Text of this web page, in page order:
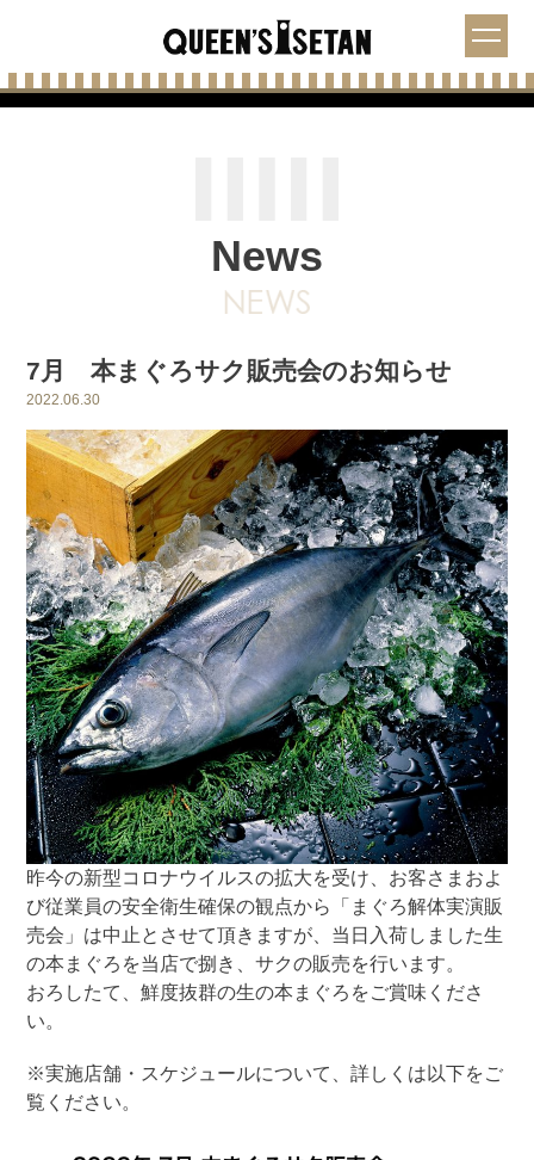
News
7月 本まぐろサク販売会のお知らせ
2022.06.30
昨今の新型コロナウイルスの拡大を受け、お客さまおよ
び従業員の安全衛生確保の観点から「まぐろ解体実演販
売会」は中止とさせて頂きますが、当日入荷しました生
の本まぐろを当店で捌き、サクの販売を行います。
おろしたて、鮮度抜群の生の本まぐろをご賞味くださ
い。
※実施店舗・スケジュールについて、詳しくは以下をご
覧ください。